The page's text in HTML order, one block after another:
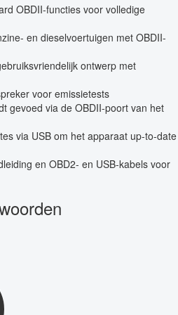
OBDII-functies voor volledige
en dieselvoertuigen met OBDII-
ontwerp met
voor emissietests
gevoed via de OBDII-poort van het
via USB om het apparaat up-to-date
en OBD2- en USB-kabels voor